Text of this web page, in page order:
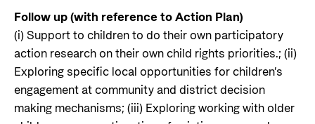
Follow up (with reference to Action Plan)
(i) Support to children to do their own participatory
action research on their own child rights priorities.; (ii)
Exploring specific local opportunities for children’s
engagement at community and district decision
making mechanisms; (iii) Exploring working with older